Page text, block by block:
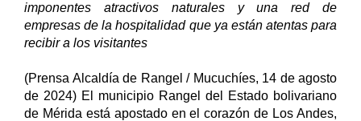
imponentes atractivos naturales y una red de
empresas de la hospitalidad que ya están atentas para
recibir a los visitantes
(Prensa Alcaldía de Rangel / Mucuchíes, 14 de agosto
de 2024) El municipio Rangel del Estado bolivariano
de Mérida está apostado en el corazón de Los Andes,